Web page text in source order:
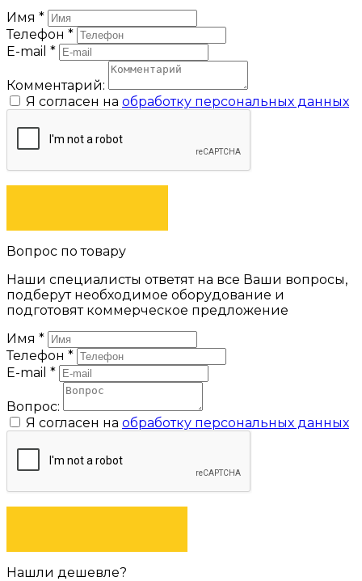
Имя *
Телефон *
E-mail *
Комментарий:
Я согласен на обработку персональных данных
Вопрос по товару
Наши специалисты ответят на все Ваши вопросы,
подберут необходимое оборудование и
подготовят коммерческое предложение
Имя *
Телефон *
E-mail *
Вопрос:
Я согласен на обработку персональных данных
Нашли дешевле?